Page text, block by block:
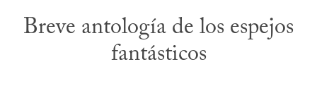
Breve antología de los espejos
fantásticos